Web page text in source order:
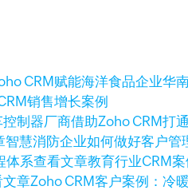
CRM赋能海洋食品企业华
销售增长案例
制器厂商借助Zoho CRM打
智慧消防企业如何做好客户管
查看文章教育行业CRM
文章Zoho CRM客户案例：冷